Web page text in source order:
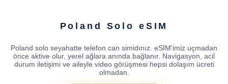
Poland Solo eSIM
Poland solo seyahatte telefon can simidınız. eSIM'imiz uçmadan
önce aktive olur, yerel ağlara anında bağlanır. Navigasyon, acil
durum iletişimi ve aileyle video görüşmesi hepsi dolaşım ücreti
olmadan.